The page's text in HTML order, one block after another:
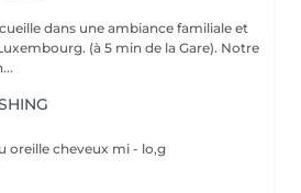
dans une ambiance familiale et
(à 5 min de la Gare). Notre
oreille cheveux mi - lo,g